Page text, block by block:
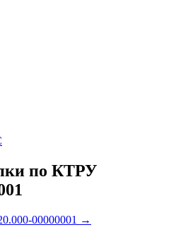
по КТРУ
00000001 →